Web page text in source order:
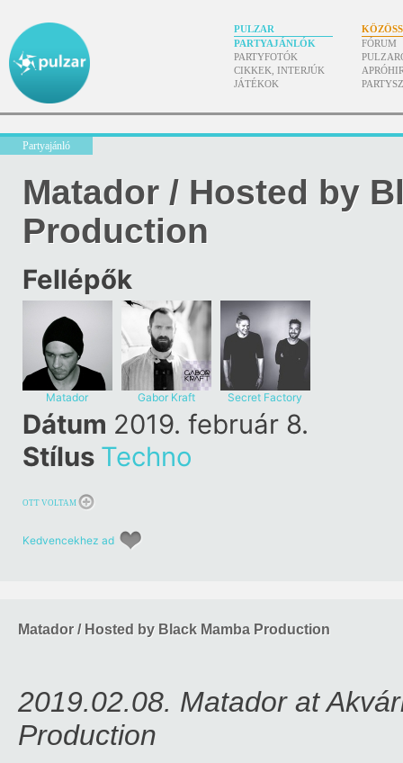
PULZAR
PARTYAJÁNLÓK
PARTYFOTÓK
CIKKEK, INTERJÚK
JÁTÉKOK
FÓRUM
Partyajánló
Matador / Hosted by
Production
Fellépők
Matador Gabor Kraft Secret Factory
Dátum 2019. február 8.
Stílus Techno
OTT VOLTAM
Kedvencekhez ad
Matador / Hosted by Black Mamba Production
2019.02.08. Matador at
Production